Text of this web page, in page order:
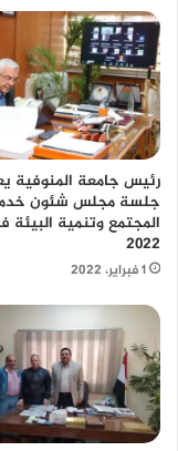
رئيس جامعة المنوفية
جلسة مجلس شئون
المجتمع وتنمية البيئة
٢٠٢٢
1 فبراير، 2022